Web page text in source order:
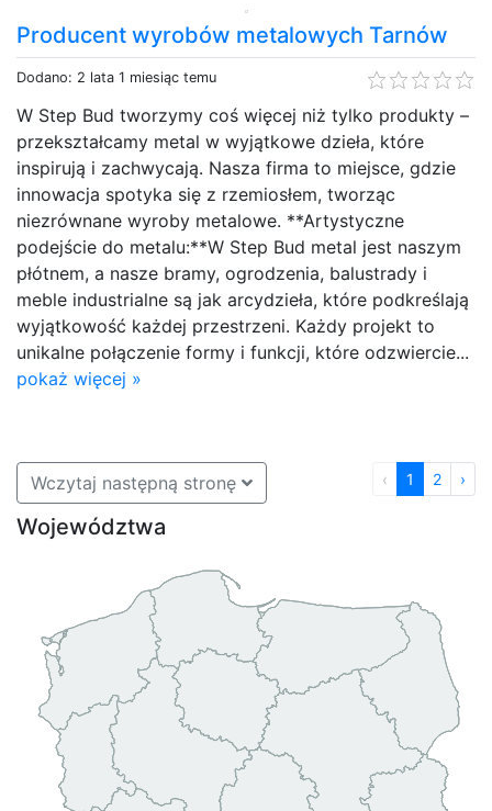
Producent wyrobów metalowych Tarnów
Dodano: 2 lata 1 miesiąc temu
W Step Bud tworzymy coś więcej niż tylko produkty –
przekształcamy metal w wyjątkowe dzieła, które
inspirują i zachwycają. Nasza firma to miejsce, gdzie
innowacja spotyka się z rzemiosłem, tworząc
niezrównane wyroby metalowe. **Artystyczne
podejście do metalu:**W Step Bud metal jest naszym
płótnem, a nasze bramy, ogrodzenia, balustrady i
meble industrialne są jak arcydzieła, które podkreślają
wyjątkowość każdej przestrzeni. Każdy projekt to
unikalne połączenie formy i funkcji, które odzwiercie...
pokaż więcej »
Wczytaj następną stronę ‹ 1 2 ›
Województwa